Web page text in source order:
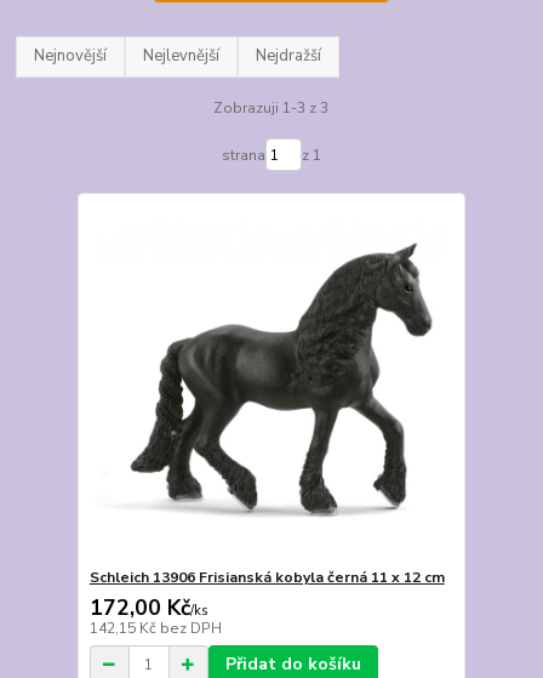
Nejnovější Nejlevnější Nejdražší
Zobrazuji 1-3 z 3
strana z 1
Schleich 13906 Frisianská kobyla černá 11 x 12 cm
172,00 Kč/ks
142,15 Kč bez DPH
Přidat do košíku